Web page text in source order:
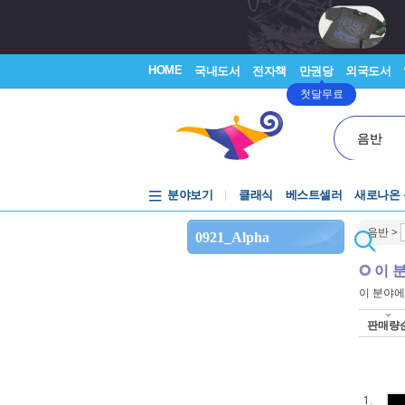
HOME 국내도서 전자책 만권당
첫달무료
외국도서
음반
분야보기 클래식 베스트셀러 새로나온
0921_Alpha 음반>
이
이 분야
판매량
1.